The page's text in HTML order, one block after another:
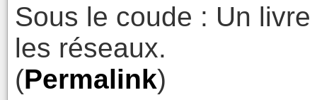
Sous le coude : Un
les réseaux.
(Permalink)